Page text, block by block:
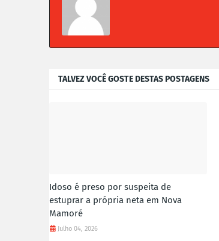
TALVEZ VOCÊ GOSTE DESTAS POSTAGENS
Idoso é preso por suspeita de
estuprar a própria neta em Nova
Mamoré
Julho 04, 2026